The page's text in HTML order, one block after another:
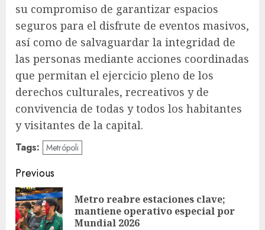
su compromiso de garantizar espacios
seguros para el disfrute de eventos masivos,
así como de salvaguardar la integridad de
las personas mediante acciones coordinadas
que permitan el ejercicio pleno de los
derechos culturales, recreativos y de
convivencia de todas y todos los habitantes
y visitantes de la capital.
Tags: Metrópoli
Post
navigation
Previous
Metro reabre estaciones clave;
mantiene operativo especial por
Mundial 2026